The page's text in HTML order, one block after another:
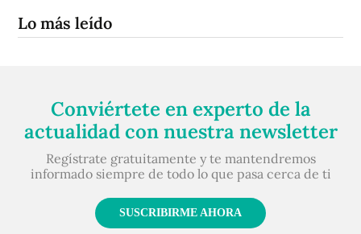
Lo más leído
Conviértete en experto de la
actualidad con nuestra newsletter
Regístrate gratuitamente y te mantendremos
informado siempre de todo lo que pasa cerca de ti
SUSCRIBIRME AHORA